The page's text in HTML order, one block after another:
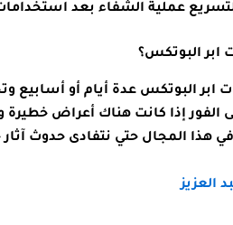
ابر البوتكس؟
البوتكس عدة أيام أو أسابيع
إذا كانت هناك أعراض خطيرة
هذا المجال حتي نتفادى حدوث آثار
العزيز